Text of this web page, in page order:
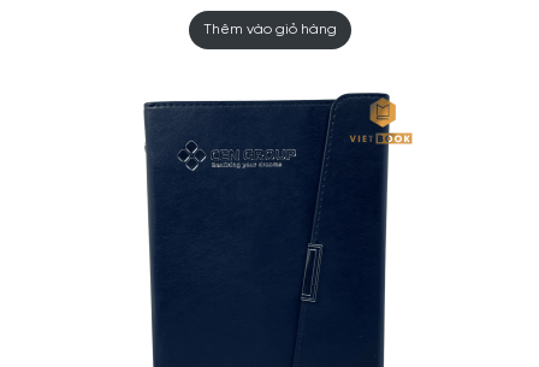
Thêm vào giỏ hàng